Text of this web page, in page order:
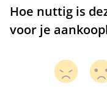
Hoe nuttig is
voor je